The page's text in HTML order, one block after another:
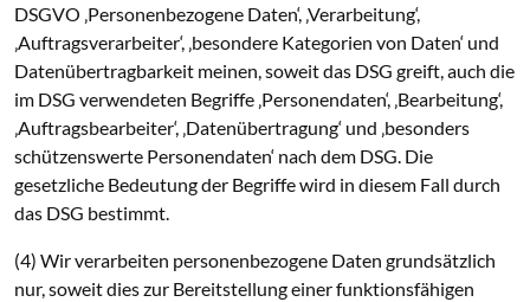
DSGVO ‚Personenbezogene Daten‘, ‚Verarbeitung‘,
‚Auftragsverarbeiter‘, ‚besondere Kategorien von Daten‘ und
Datenübertragbarkeit meinen, soweit das DSG greift, auch die
im DSG verwendeten Begriffe ‚Personendaten‘, ‚Bearbeitung‘,
‚Auftragsbearbeiter‘, ‚Datenübertragung‘ und ‚besonders
schützenswerte Personendaten‘ nach dem DSG. Die
gesetzliche Bedeutung der Begriffe wird in diesem Fall durch
das DSG bestimmt.
(4) Wir verarbeiten personenbezogene Daten grundsätzlich
nur, soweit dies zur Bereitstellung einer funktionsfähigen